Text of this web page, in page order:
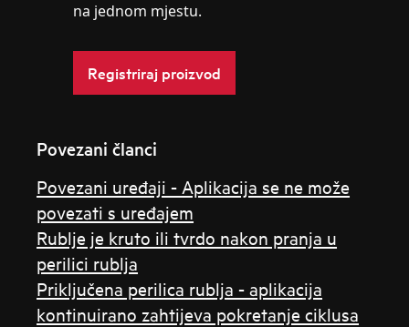
na jednom mjestu.
Registriraj proizvod
Povezani članci
Povezani uređaji - Aplikacija se ne može
povezati s uređajem
Rublje je kruto ili tvrdo nakon pranja u
perilici rublja
Priključena perilica rublja - aplikacija
kontinuirano zahtijeva pokretanje ciklusa